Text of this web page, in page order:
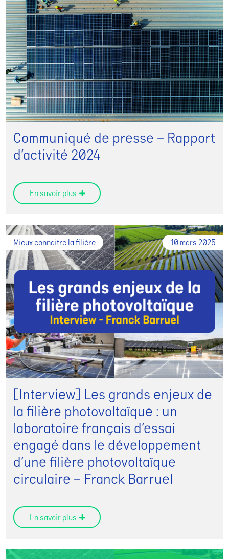
Communiqué de presse – Rapport
d’activité 2024
En savoir plus
10 mars 2025
Mieux connaitre la filière
[Interview] Les grands enjeux de
la filière photovoltaïque : un
laboratoire français d’essai
engagé dans le développement
d’une filière photovoltaïque
circulaire – Franck Barruel
En savoir plus